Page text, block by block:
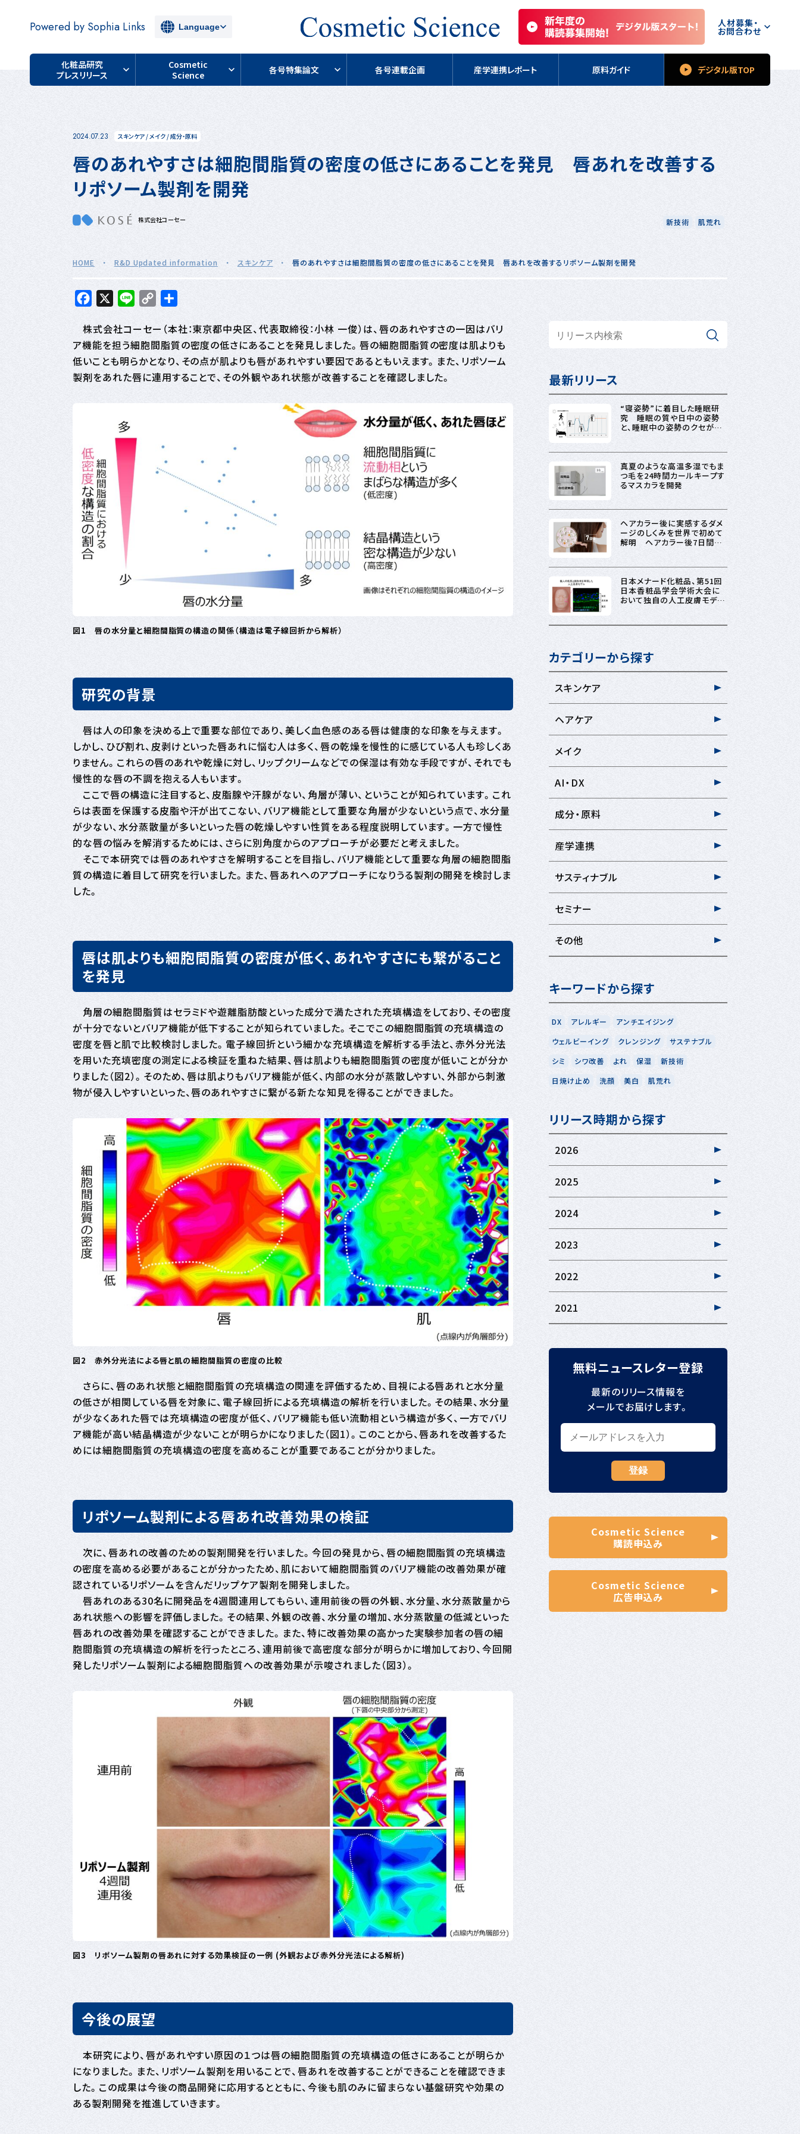
Powered by Sophia Links Language 人材募集・
お問合わせ
化粧品研究
プレスリリース
Cosmetic
Science
各号特集論文 各号連載企画 産学連携レポート 原料ガイド デジタル版TOP
2024.07.23 スキンケア /メイク /成分・原料
唇のあれやすさは細胞間脂質の密度の低さにあることを発見 唇あれを改善する
リポソーム製剤を開発
株式会社コーセー 新技術 肌荒れ
HOME ・ R&D Updated information ・ スキンケア ・唇のあれやすさは細胞間脂質の密度の低さにあることを発見 唇あれを改善するリポソーム製剤を開発
Facebook Line
Copy
株式会社コーセー（本社：東京都中央区、代表取締役：小林 一俊）は、唇のあれやすさの一因はバリ
ア機能を担う細胞間脂質の密度の低さにあることを発見しました。唇の細胞間脂質の密度は肌よりも
低いことも明らかとなり、その点が肌よりも唇があれやすい要因であるともいえます。また、リポソーム
製剤をあれた唇に連用することで、その外観やあれ状態が改善することを確認しました。
図1 唇の水分量と細胞間脂質の構造の関係（構造は電子線回折から解析）
研究の背景
唇は人の印象を決める上で重要な部位であり、美しく血色感のある唇は健康的な印象を与えます。
しかし、ひび割れ、皮剥けといった唇あれに悩む人は多く、唇の乾燥を慢性的に感じている人も珍しくあ
りません。これらの唇のあれや乾燥に対し、リップクリームなどでの保湿は有効な手段ですが、それでも
慢性的な唇の不調を抱える人もいます。
ここで唇の構造に注目すると、皮脂腺や汗腺がない、角層が薄い、ということが知られています。これ
らは表面を保護する皮脂や汗が出てこない、バリア機能として重要な角層が少ないという点で、水分量
が少ない、水分蒸散量が多いといった唇の乾燥しやすい性質をある程度説明しています。一方で慢性
的な唇の悩みを解消するためには、さらに別角度からのアプローチが必要だと考えました。
そこで本研究では唇のあれやすさを解明することを目指し、バリア機能として重要な角層の細胞間脂
質の構造に着目して研究を行いました。また、唇あれへのアプローチになりうる製剤の開発を検討しま
した。
唇は肌よりも細胞間脂質の密度が低く、あれやすさにも繋がること
を発見
角層の細胞間脂質はセラミドや遊離脂肪酸といった成分で満たされた充填構造をしており、その密度
が十分でないとバリア機能が低下することが知られていました。そこでこの細胞間脂質の充填構造の
密度を唇と肌で比較検討しました。電子線回折という細かな充填構造を解析する手法と、赤外分光法
を用いた充填密度の測定による検証を重ねた結果、唇は肌よりも細胞間脂質の密度が低いことが分か
りました（図2）。そのため、唇は肌よりもバリア機能が低く、内部の水分が蒸散しやすい、外部から刺激
物が侵入しやすいといった、唇のあれやすさに繋がる新たな知見を得ることができました。
図2 赤外分光法による唇と肌の細胞間脂質の密度の比較
さらに、唇のあれ状態と細胞間脂質の充填構造の関連を評価するため、目視による唇あれと水分量
の低さが相関している唇を対象に、電子線回折による充填構造の解析を行いました。その結果、水分量
が少なくあれた唇では充填構造の密度が低く、バリア機能も低い流動相という構造が多く、一方でバリ
ア機能が高い結晶構造が少ないことが明らかになりました（図1）。このことから、唇あれを改善するた
めには細胞間脂質の充填構造の密度を高めることが重要であることが分かりました。
リポソーム製剤による唇あれ改善効果の検証
次に、唇あれの改善のための製剤開発を行いました。今回の発見から、唇の細胞間脂質の充填構造
の密度を高める必要があることが分かったため、肌において細胞間脂質のバリア機能の改善効果が確
認されているリポソームを含んだリップケア製剤を開発しました。
唇あれのある30名に開発品を4週間連用してもらい、連用前後の唇の外観、水分量、水分蒸散量から
あれ状態への影響を評価しました。その結果、外観の改善、水分量の増加、水分蒸散量の低減といった
唇あれの改善効果を確認することができました。また、特に改善効果の高かった実験参加者の唇の細
胞間脂質の充填構造の解析を行ったところ、連用前後で高密度な部分が明らかに増加しており、今回開
発したリポソーム製剤による細胞間脂質への改善効果が示唆されました（図3）。
図3 リポソーム製剤の唇あれに対する効果検証の一例 (外観および赤外分光法による解析)
今後の展望
本研究により、唇があれやすい原因の１つは唇の細胞間脂質の充填構造の低さにあることが明らか
になりました。また、リポソーム製剤を用いることで、唇あれを改善することができることを確認できま
した。この成果は今後の商品開発に応用するとともに、今後も肌のみに留まらない基盤研究や効果の
ある製剤開発を推進していきます。
最新リリース
“寝姿勢”に着目した睡眠研
究 睡眠の質や日中の姿勢
と、睡眠中の姿勢のクセが関
真夏のような高温多湿でもま
つ毛を24時間カールキープす
るマスカラを開発
ヘアカラー後に実感するダメ
ージのしくみを世界で初めて
解明 ヘアカラー後7日間で
しく保つ技術を構築
日本メナード化粧品、第51回
日本香粧品学会学術大会に
おいて独自の人工皮膚モデル
カテゴリーから探す
スキンケア
ヘアケア
メイク
AI・DX
成分・原料
産学連携
サスティナブル
セミナー
その他
キーワードから探す
DX アレルギー
アンチエイジング
ウェルビーイング
クレンジング
サステナブル
シミ
シワ改善 よれ 保湿
新技術
日焼け止め
洗顔 美白 肌荒れ
リリース時期から探す
2026
2025
2024
2023
2022
2021
無料ニュースレター登録
最新のリリース情報を
メールでお届けします。
Cosmetic Science
購読申込み
Cosmetic Science
広告申込み